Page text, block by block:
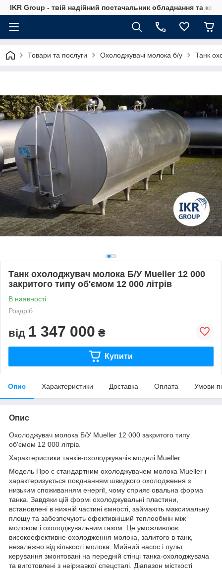
IKR Group - твій надійний постачальник обладнання та
Товари та послуги Охолоджувачі молока б/у Танк
Танк охолоджувач молока Б/У Mueller 12 000
закритого типу об'ємом 12 000 літрів
В наявності
Роздріб
від 1 347 000 ₴
Купити
Опис Характеристики Доставка Оплата Умови
Опис
Охолоджувач молока Б/У Mueller 12 000 закритого типу
об'ємом 12 000 літрів.
Характеристики танків-охолоджувачів моделі Mueller
Модель Про є стандартним охолоджувачем молока Mueller і
характеризується поєднанням швидкого охолодження з
низьким споживанням енергії, чому сприяє овальна форма
танка. Завдяки цій формі охолоджувальні пластини,
встановлені в нижній частині ємності, займають максимальну
площу та забезпечують ефективніший теплообмін між
молоком і охолоджувальним газом. Це уможливлює
високоефективне охолодження молока, залитого в танк,
незалежно від кількості молока. Мийний насос і пульт
керування змонтовані на передній стінці танка-охолоджувача
та виготовлені з неіржавкої спецсталі. Діапазон місткості